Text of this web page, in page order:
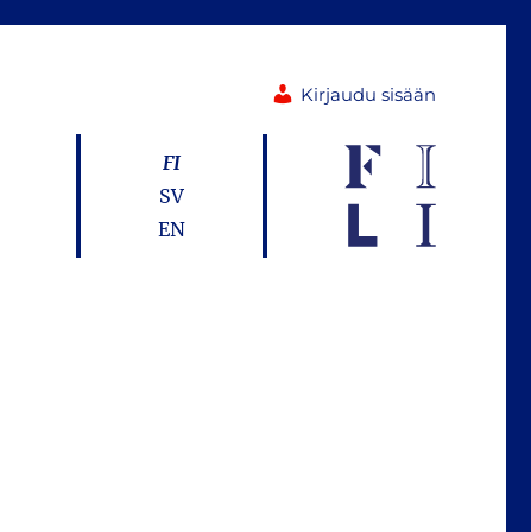
Kirjaudu sisään
FI
SV
EN